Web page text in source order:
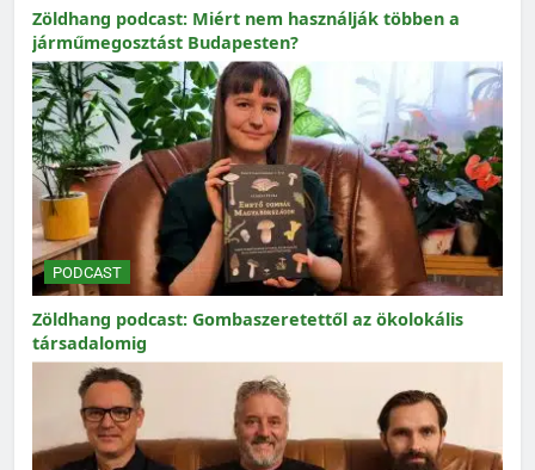
Zöldhang podcast: Miért nem használják többen a
járműmegosztást Budapesten?
PODCAST
Zöldhang podcast: Gombaszeretettől az ökolokális
társadalomig